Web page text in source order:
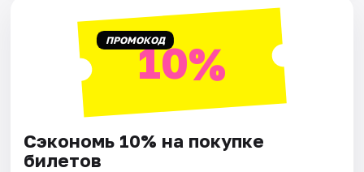
ПРОМОКОД10%
Сэкономь 10% на покупке
билетов